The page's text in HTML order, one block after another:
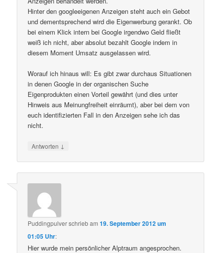
Hinter den googleeigenen Anzeigen steht auch ein Gebot
und dementsprechend wird die Eigenwerbung gerankt. Ob
bei einem Klick intern bei Google irgendwo Geld fließt
weiß ich nicht, aber absolut bezahlt Google indem in
diesem Moment Umsatz ausgelassen wird.
Worauf ich hinaus will: Es gibt zwar durchaus Situationen
in denen Google in der organischen Suche
Eigenprodukten einen Vorteil gewährt (und dies unter
Hinweis aus Meinungfreiheit einräumt), aber bei dem von
euch identifizierten Fall in den Anzeigen sehe ich das
nicht.
Antworten ↓
Puddingpulverschriebam19. September 2012 um
01:05 Uhr:
Hier wurde mein persönlicher Alptraum angesprochen.